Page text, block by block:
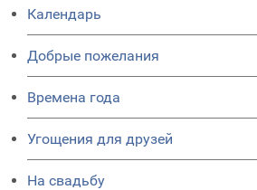
Календарь
Добрые пожелания
Времена года
Угощения для друзей
На свадьбу